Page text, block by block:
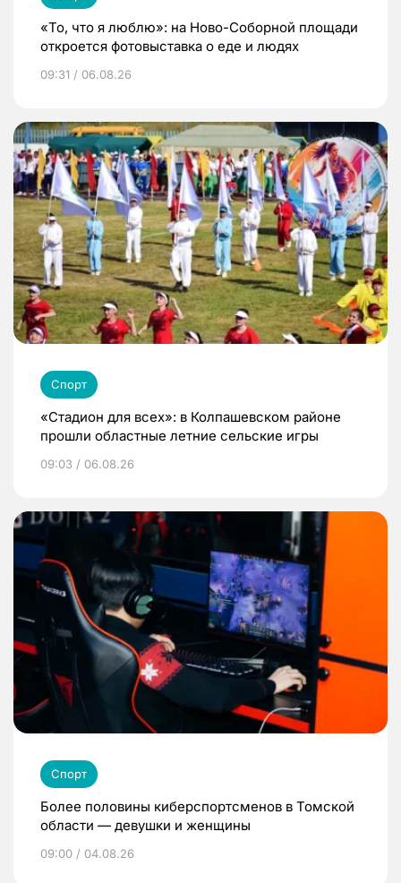
«То, что я люблю»: на Ново-Соборной площади
откроется фотовыставка о еде и людях
09:31 / 06.08.26
Спорт
«Стадион для всех»: в Колпашевском районе
прошли областные летние сельские игры
09:03 / 06.08.26
Спорт
Более половины киберспортсменов в Томской
области — девушки и женщины
09:00 / 04.08.26